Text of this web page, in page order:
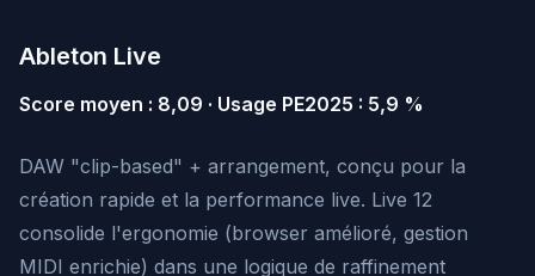
Ableton Live
Score moyen : 8,09 · Usage PE2025 : 5,9 %
DAW "clip-based" + arrangement, conçu pour la
création rapide et la performance live. Live 12
consolide l'ergonomie (browser amélioré, gestion
MIDI enrichie) dans une logique de raffinement